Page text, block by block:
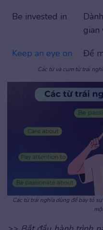
Be invested in
gian
Keep an eye on
Để
Các từ và cụm từ trái
Các từ trái nghĩa dùng để bày tỏ